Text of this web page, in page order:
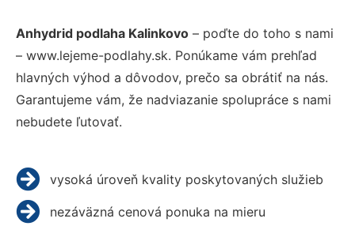
Anhydrid podlaha Kalinkovo – poďte do toho s nami
– www.lejeme-podlahy.sk. Ponúkame vám prehľad
hlavných výhod a dôvodov, prečo sa obrátiť na nás.
Garantujeme vám, že nadviazanie spolupráce s nami
nebudete ľutovať.
vysoká úroveň kvality poskytovaných služieb
nezáväzná cenová ponuka na mieru